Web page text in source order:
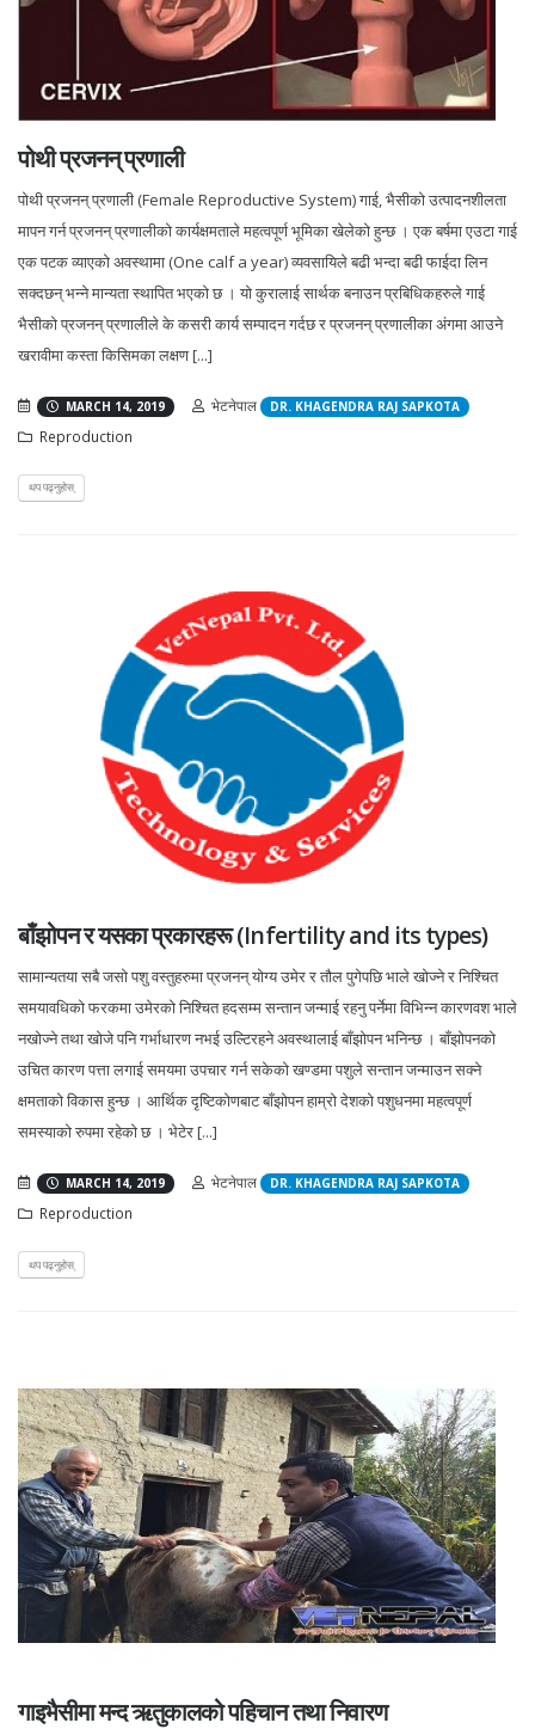
पोथी प्रजनन् प्रणाली
पोथी प्रजनन् प्रणाली (Female Reproductive System) गाई, भैसीको उत्पादनशीलता
मापन गर्न प्रजनन् प्रणालीको कार्यक्षमताले महत्वपूर्ण भूमिका खेलेको हुन्छ । एक बर्षमा एउटा गाई
एक पटक व्याएको अवस्थामा (One calf a year) व्यवसायिले बढी भन्दा बढी फाईदा लिन
सक्दछन् भन्ने मान्यता स्थापित भएको छ । यो कुरालाई सार्थक बनाउन प्रबिधिकहरुले गाई
भैसीको प्रजनन् प्रणालीले के कसरी कार्य सम्पादन गर्दछ र प्रजनन् प्रणालीका अंगमा आउने
खरावीमा कस्ता किसिमका लक्षण [...]
MARCH 14, 2019 भेटनेपाल DR. KHAGENDRA RAJ SAPKOTA
Reproduction
थप पढ्नुहोस्
बाँझोपन र यसका प्रकारहरू (Infertility and its types)
सामान्यतया सबै जसो पशु वस्तुहरुमा प्रजनन् योग्य उमेर र तौल पुगेपछि भाले खोज्ने र निश्चित
समयावधिको फरकमा उमेरको निश्चित हदसम्म सन्तान जन्माई रहनु पर्नेमा विभिन्न कारणवश भाले
नखोज्ने तथा खोजे पनि गर्भाधारण नभई उल्टिरहने अवस्थालाई बाँझोपन भनिन्छ । बाँझोपनको
उचित कारण पत्ता लगाई समयमा उपचार गर्न सकेको खण्डमा पशुले सन्तान जन्माउन सक्ने
क्षमताको विकास हुन्छ । आर्थिक दृष्टिकोणबाट बाँझोपन हाम्रो देशको पशुधनमा महत्वपूर्ण
समस्याको रुपमा रहेको छ । भेटेर [...]
MARCH 14, 2019 भेटनेपाल DR. KHAGENDRA RAJ SAPKOTA
Reproduction
थप पढ्नुहोस्
गाइभैसीमा मन्द ऋतुकालको पहिचान तथा निवारण